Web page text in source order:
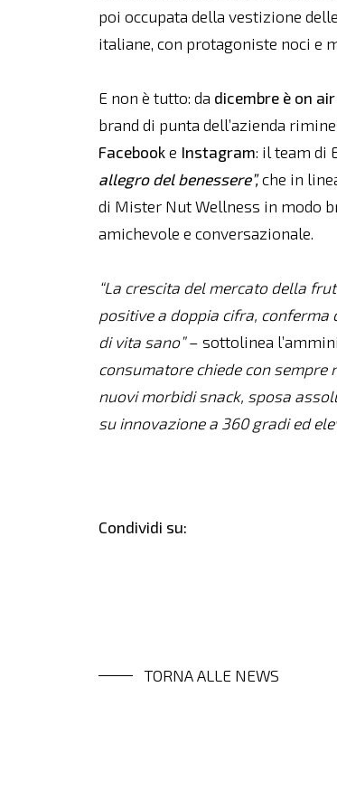
poi occupata della vestizione
italiane, con protagoniste noci e
E non è tutto: da dicembre è on
brand di punta dell’azienda
Facebooke Instagram: il team di
allegro del benessere”,che in
di Mister Nut Wellness in modo
amichevole e conversazionale.
“La crescita del mercato della
positive a doppia cifra, conferma
di vita sano”– sottolinea
consumatore chiede con
nuovi morbidi snack, sposa
su innovazione a 360 gradi ed
Condividi su:
TORNA ALLE NEWS